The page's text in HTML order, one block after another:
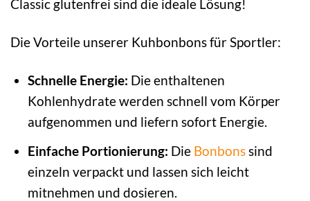
Classic glutenfrei sind die ideale Lösung!
Die Vorteile unserer Kuhbonbons für Sportler:
Schnelle Energie: Die enthaltenen
Kohlenhydrate werden schnell vom Körper
aufgenommen und liefern sofort Energie.
Einfache Portionierung: Die Bonbonssind
einzeln verpackt und lassen sich leicht
mitnehmen und dosieren.